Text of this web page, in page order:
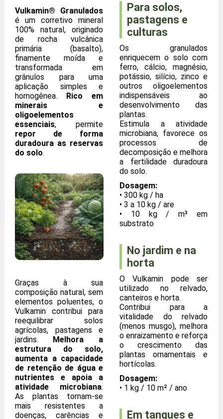
Vulkamin® Granulados
é um corretivo mineral
100% natural, originado
de rocha vulcânica
primária (basalto),
finamente moída e
transformada em
grânulos para uma
aplicação simples e
homogênea. Rico em
minerais e
oligoelementos
essenciais, permite
repor de forma
duradoura as reservas
do solo.
Graças à sua
composição natural, sem
elementos poluentes, o
Vulkamin contribui para
reequilibrar solos
agrícolas, pastagens e
jardins. Melhora a
estrutura do solo,
aumenta a capacidade
de retenção de água e
nutrientes e apoia a
atividade microbiana.
As plantas tornam-se
mais resistentes a
doenças, carências e
Para solos,
pastagens e
culturas
Os granulados
enriquecem o solo com
ferro, cálcio, magnésio,
potássio, silício, zinco e
outros oligoelementos
indispensáveis ao
desenvolvimento das
plantas.
Estimula a atividade
microbiana, favorece os
processos de
decomposição e melhora
a fertilidade duradoura
do solo.
Dosagem:
• 300 kg / ha
• 3 a 10 kg / are
• 10 kg / m³ em
substrato
No jardim e na
horta
O Vulkamin pode ser
utilizado no relvado,
canteiros e horta.
Contribui para a
vitalidade do relvado
(menos musgo), melhora
o enraizamento e reforça
o crescimento das
plantas ornamentais e
hortícolas.
Dosagem:
• 1 kg / 10 m² / ano
Em tanques e